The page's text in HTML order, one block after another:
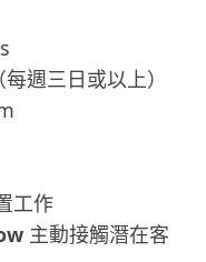
週三日或以上）
工作
主動接觸潛在客